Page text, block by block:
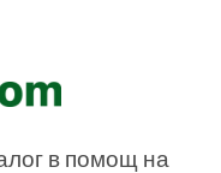
в помощ на